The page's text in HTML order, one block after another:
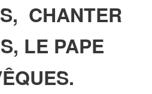
CHANTER
LE PAPE